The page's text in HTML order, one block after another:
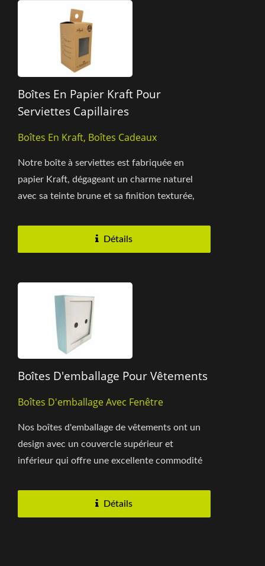
Boîtes En Papier Kraft Pour
Serviettes Capillaires
Boîtes En Kraft, Boîtes Cadeaux
Notre boîte à serviettes est fabriquée en
papier Kraft, dégageant un charme naturel
avec sa teinte brune et sa finition texturée,
Détails
Boîtes D'emballage Pour Vêtements
Boîtes D'emballage Avec Fenêtre
Nos boîtes d'emballage de vêtements ont un
design avec un couvercle supérieur et
inférieur qui offre une excellente commodité
Détails